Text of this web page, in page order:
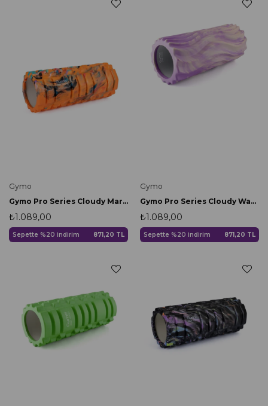
Gymo
Gymo Pro Series Cloudy Marble Foam Roller Pilates Masaj Rulosu Turuncu
₺1.089,00
Sepette %20 indirim 871,20 TL
Gymo
Gymo Pro Series Cloudy Wavy Foam Roller Pilates Masaj Rulosu Mor
₺1.089,00
Sepette %20 indirim 871,20 TL